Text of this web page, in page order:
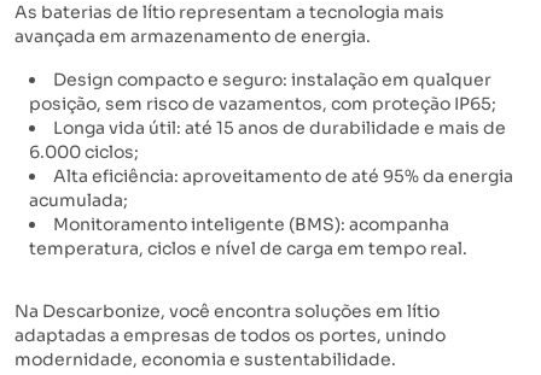
As baterias de lítio representam a tecnologia mais
avançada em armazenamento de energia.
Design compacto e seguro: instalação em qualquer
posição, sem risco de vazamentos, com proteção IP65;
Longa vida útil: até 15 anos de durabilidade e mais de
6.000 ciclos;
Alta eficiência: aproveitamento de até 95% da energia
acumulada;
Monitoramento inteligente (BMS): acompanha
temperatura, ciclos e nível de carga em tempo real.
Na Descarbonize, você encontra soluções em lítio
adaptadas a empresas de todos os portes, unindo
modernidade, economia e sustentabilidade.